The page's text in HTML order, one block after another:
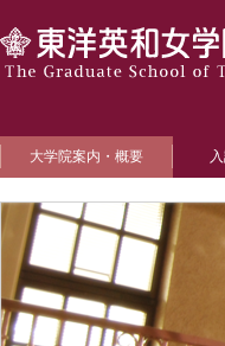
大学院案内・概要